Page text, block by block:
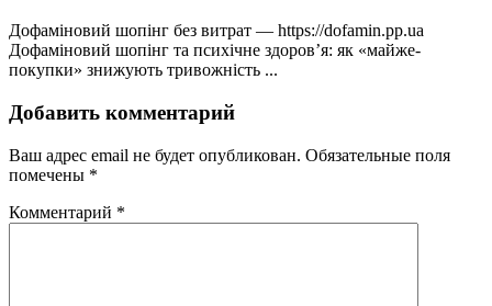
Дофаміновий шопінг без витрат — https://dofamin.pp.ua
Дофаміновий шопінг та психічне здоров’я: як «майже-
покупки» знижують тривожність ...
Добавить комментарий
Ваш адрес email не будет опубликован. Обязательные поля
помечены *
Комментарий *